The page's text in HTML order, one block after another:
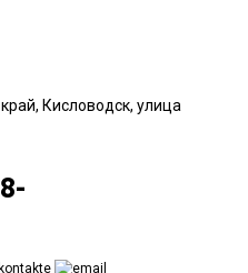
Кисловодск, улица